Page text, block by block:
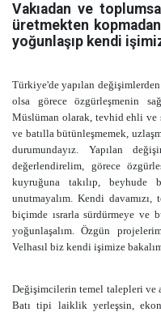
Vakıadan ve
üretmekten
yoğunlaşıp kendi
Türkiye'de yapılan
olsa görece özgürleşmenin
Müslüman olarak, tevhid ehli
ve batılla bütünleşmemek,
durumundayız. Yapılan
değerlendirelim, görece
kuyruğuna takılıp, beyhude
unutmayalım. Kendi
biçimde ısrarla sürdürmeye ve
yoğunlaşalım. Özgün
Velhasıl biz kendi işimize
Değişimcilerin temel talepleri ve
Batı tipi laiklik yerleşsin,